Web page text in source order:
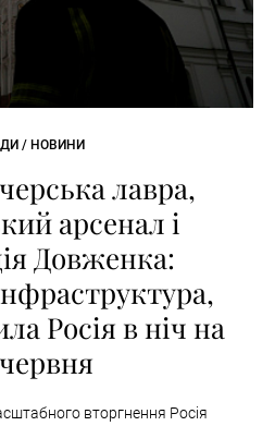
/ НОВИНИ
лавра,
арсенал і
Довженка:
Росія в ніч на
вторгнення Росія